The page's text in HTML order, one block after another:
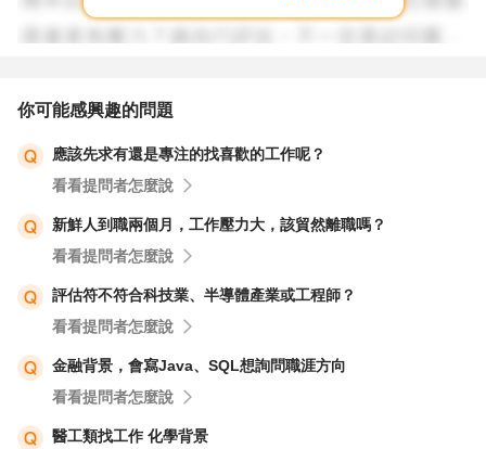
你可能感興趣的問題
應該先求有還是專注的找喜歡的工作呢？
看看提問者怎麼說
新鮮人到職兩個月，工作壓力大，該貿然離職嗎？
看看提問者怎麼說
評估符不符合科技業、半導體產業或工程師？
看看提問者怎麼說
金融背景，會寫Java、SQL想詢問職涯方向
看看提問者怎麼說
醫工類找工作 化學背景